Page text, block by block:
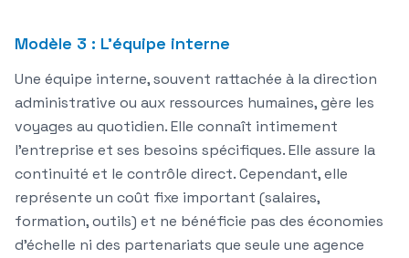
Modèle 3 : L'équipe interne
Une équipe interne, souvent rattachée à la direction
administrative ou aux ressources humaines, gère les
voyages au quotidien. Elle connaît intimement
l'entreprise et ses besoins spécifiques. Elle assure la
continuité et le contrôle direct. Cependant, elle
représente un coût fixe important (salaires,
formation, outils) et ne bénéficie pas des économies
d'échelle ni des partenariats que seule une agence